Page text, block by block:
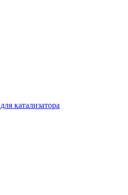
катализатора